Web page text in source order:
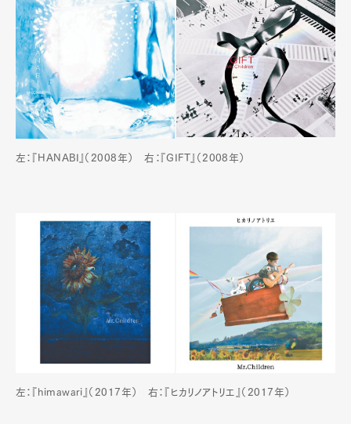
左：『HANABI』（2008年） 右：『GIFT』（2008年）
左：『himawari』（2017年） 右：『ヒカリノアトリエ』（2017年）